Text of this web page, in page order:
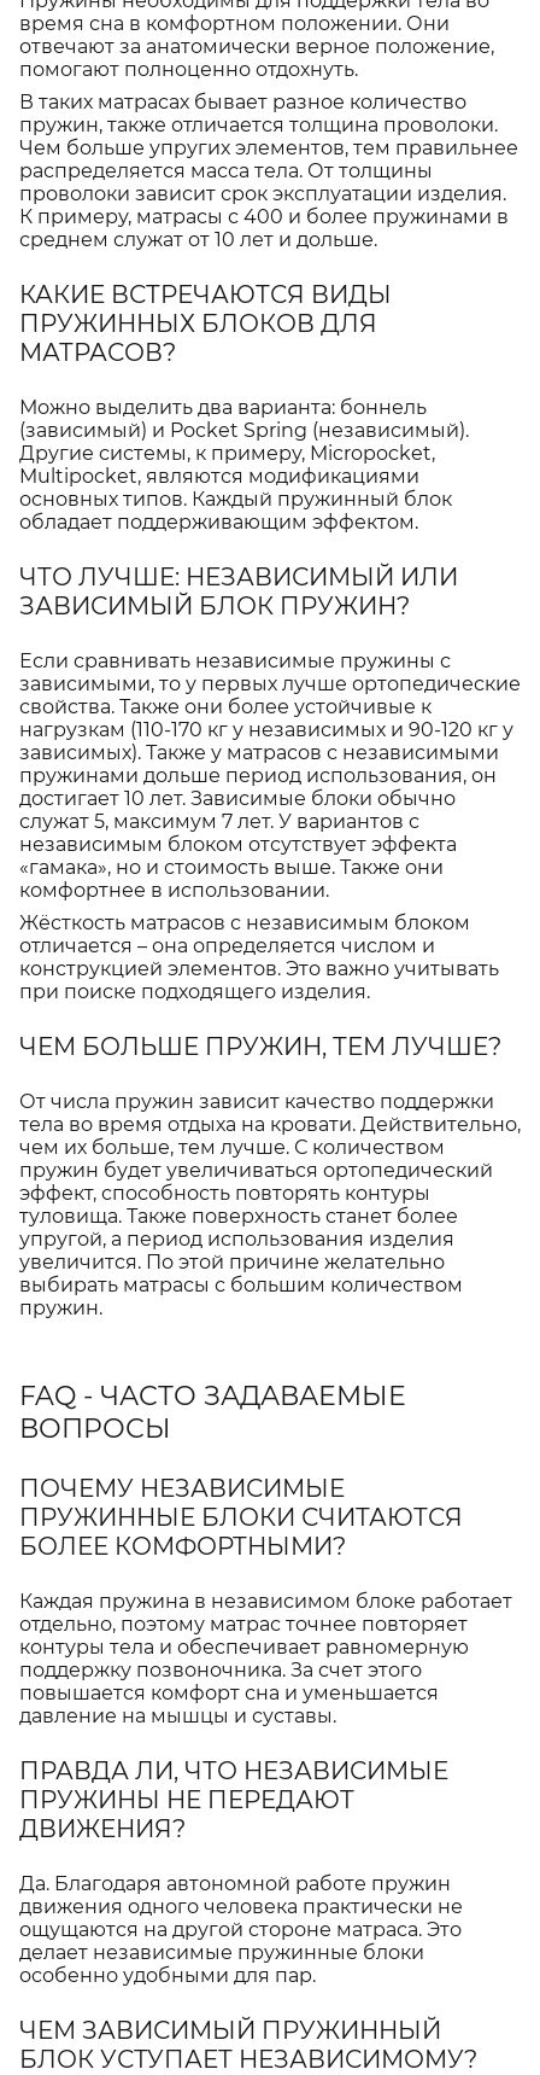
время сна в комфортном положении. Они
отвечают за анатомически верное положение,
помогают полноценно отдохнуть.
В таких матрасах бывает разное количество
пружин, также отличается толщина проволоки.
Чем больше упругих элементов, тем правильнее
распределяется масса тела. От толщины
проволоки зависит срок эксплуатации изделия.
К примеру, матрасы с 400 и более пружинами в
среднем служат от 10 лет и дольше.
КАКИЕ ВСТРЕЧАЮТСЯ ВИДЫ
ПРУЖИННЫХ БЛОКОВ ДЛЯ
МАТРАСОВ?
Можно выделить два варианта: боннель
(зависимый) и Pocket Spring (независимый).
Другие системы, к примеру, Micropocket,
Multipocket, являются модификациями
основных типов. Каждый пружинный блок
обладает поддерживающим эффектом.
ЧТО ЛУЧШЕ: НЕЗАВИСИМЫЙ ИЛИ
ЗАВИСИМЫЙ БЛОК ПРУЖИН?
Если сравнивать независимые пружины с
зависимыми, то у первых лучше ортопедические
свойства. Также они более устойчивые к
нагрузкам (110-170 кг у независимых и 90-120 кг у
зависимых). Также у матрасов с независимыми
пружинами дольше период использования, он
достигает 10 лет. Зависимые блоки обычно
служат 5, максимум 7 лет. У вариантов с
независимым блоком отсутствует эффекта
«гамака», но и стоимость выше. Также они
комфортнее в использовании.
Жёсткость матрасов с независимым блоком
отличается – она определяется числом и
конструкцией элементов. Это важно учитывать
при поиске подходящего изделия.
ЧЕМ БОЛЬШЕ ПРУЖИН, ТЕМ ЛУЧШЕ?
От числа пружин зависит качество поддержки
тела во время отдыха на кровати. Действительно,
чем их больше, тем лучше. С количеством
пружин будет увеличиваться ортопедический
эффект, способность повторять контуры
туловища. Также поверхность станет более
упругой, а период использования изделия
увеличится. По этой причине желательно
выбирать матрасы с большим количеством
пружин.
FAQ - ЧАСТО ЗАДАВАЕМЫЕ
ВОПРОСЫ
ПОЧЕМУ НЕЗАВИСИМЫЕ
ПРУЖИННЫЕ БЛОКИ СЧИТАЮТСЯ
БОЛЕЕ КОМФОРТНЫМИ?
Каждая пружина в независимом блоке работает
отдельно, поэтому матрас точнее повторяет
контуры тела и обеспечивает равномерную
поддержку позвоночника. За счет этого
повышается комфорт сна и уменьшается
давление на мышцы и суставы.
ПРАВДА ЛИ, ЧТО НЕЗАВИСИМЫЕ
ПРУЖИНЫ НЕ ПЕРЕДАЮТ
ДВИЖЕНИЯ?
Да. Благодаря автономной работе пружин
движения одного человека практически не
ощущаются на другой стороне матраса. Это
делает независимые пружинные блоки
особенно удобными для пар.
ЧЕМ ЗАВИСИМЫЙ ПРУЖИННЫЙ
БЛОК УСТУПАЕТ НЕЗАВИСИМОМУ?